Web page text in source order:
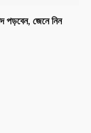
পড়বেন, জেনে নিন